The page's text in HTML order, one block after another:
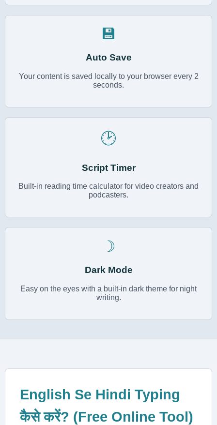
💾
Auto Save
Your content is saved locally to your browser every 2
seconds.
🕑
Script Timer
Built-in reading time calculator for video creators and
podcasters.
☽
Dark Mode
Easy on the eyes with a built-in dark theme for night
writing.
English Se Hindi Typing
कैसे करें? (Free Online Tool)